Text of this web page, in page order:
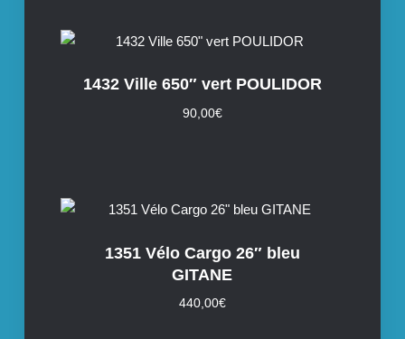
1432 Ville 650″ vert POULIDOR
90,00€
1351 Vélo Cargo 26″ bleu
GITANE
440,00€